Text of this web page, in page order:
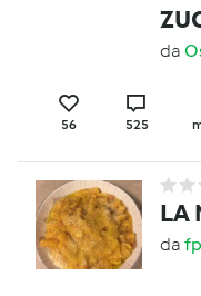
da
56 525
LA
da